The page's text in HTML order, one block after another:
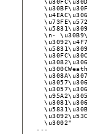
\n-
\u3002"
---